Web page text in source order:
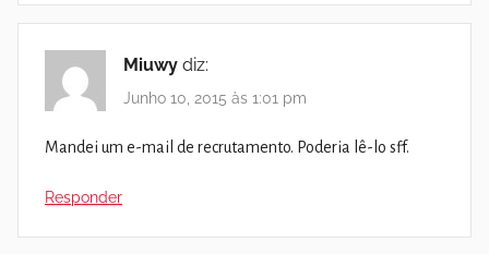
Miuwy diz:
Junho 10, 2015 às 1:01 pm
Mandei um e-mail de recrutamento. Poderia lê-lo sff.
Responder